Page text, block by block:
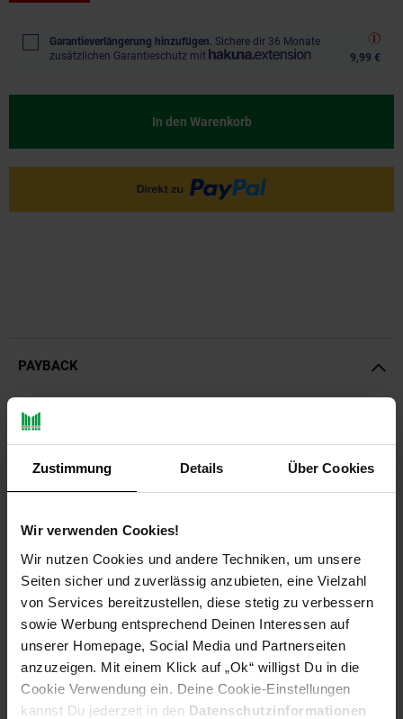
Zustimmung Details Über Cookies
Wir verwenden Cookies!
Wir nutzen Cookies und andere Techniken, um unsere
Seiten sicher und zuverlässig anzubieten, eine Vielzahl
von Services bereitzustellen, diese stetig zu verbessern
sowie Werbung entsprechend Deinen Interessen auf
unserer Homepage, Social Media und Partnerseiten
anzuzeigen. Mit einem Klick auf „Ok“ willigst Du in die
Cookie Verwendung ein. Deine Cookie-Einstellungen
kannst Du jederzeit in den Datenschutzinformationen
Garantieverlängerung hinzufügen. Sichere dir 36 Monate
zusätzlichen Garantieschutz mit
9,99 €
In den Warenkorb
PAYBACK
Payback Punkte
Extra°Punkte:
0
Unkrautvlies ist eine biologische und umweltschonende
Methode zur Unkrautbekämpfung. Durch das Vlies kann auf
eine chemische Behandlung von Unkraut völlig verzichtet
werden!
Das Unkrautschutzvlies unterdrückt das Unkrautwachstum
durch Lichtentzug und nimmt ihm so seine Existenzgrundlage.
Das Vlies hält ihr Beet oder ihre Fläche frei von Unkraut und
speichert die Feuchtigkeit um die Wurzeln der Pflanzen direkt